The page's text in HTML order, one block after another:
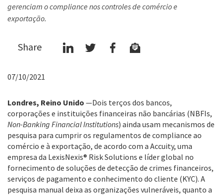
gerenciam o compliance nos controles de comércio e
exportação.
Share
07/10/2021
Londres, Reino Unido —Dois terços dos bancos,
corporações e instituições financeiras não bancárias (NBFIs,
Non-Banking Financial Institutions) ainda usam mecanismos de
pesquisa para cumprir os regulamentos de compliance ao
comércio e à exportação, de acordo com a Accuity, uma
empresa da LexisNexis® Risk Solutions e líder global no
fornecimento de soluções de detecção de crimes financeiros,
serviços de pagamento e conhecimento do cliente (KYC). A
pesquisa manual deixa as organizações vulneráveis, quanto a